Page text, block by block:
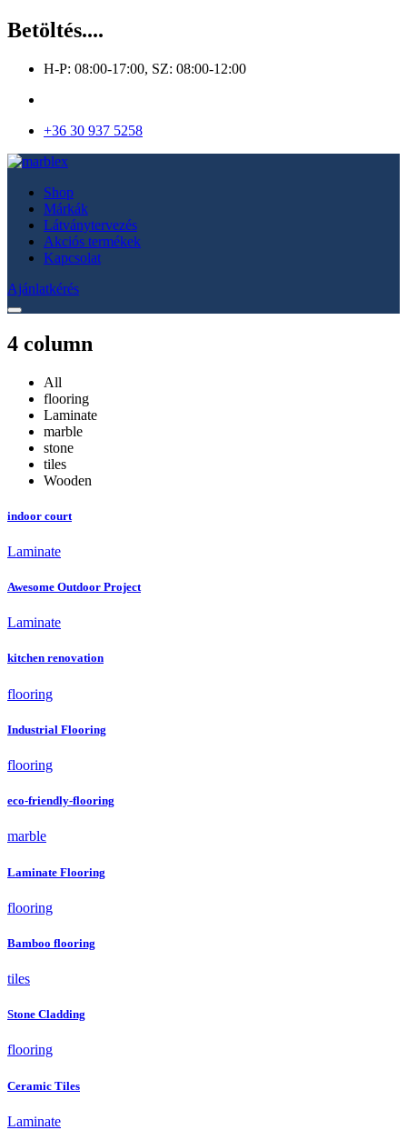
Betöltés....
H-P: 08:00-17:00, SZ: 08:00-12:00
+36 30 937 5258
Shop
Márkák
Látványtervezés
Akciós termékek
Kapcsolat
Ajánlatkérés
4 column
All
flooring
Laminate
marble
stone
tiles
Wooden
indoor court
Laminate
Awesome Outdoor Project
Laminate
kitchen renovation
flooring
Industrial Flooring
flooring
eco-friendly-flooring
marble
Laminate Flooring
flooring
Bamboo flooring
tiles
Stone Cladding
flooring
Ceramic Tiles
Laminate